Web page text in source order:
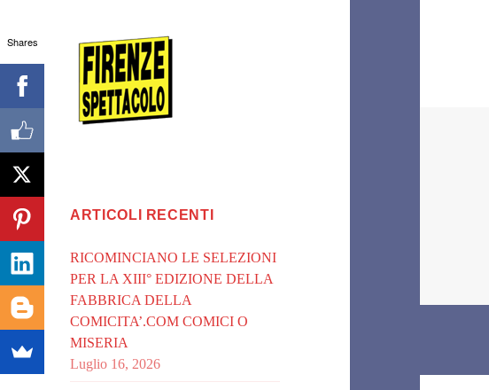
ARTICOLI RECENTI
RICOMINCIANO LE SELEZIONI
PER LA XIII° EDIZIONE DELLA
FABBRICA DELLA
COMICITA’.COM COMICI O
MISERIA
Luglio 16, 2026
Shares